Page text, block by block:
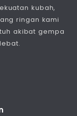
kubah,
ringan kami
akibat gempa